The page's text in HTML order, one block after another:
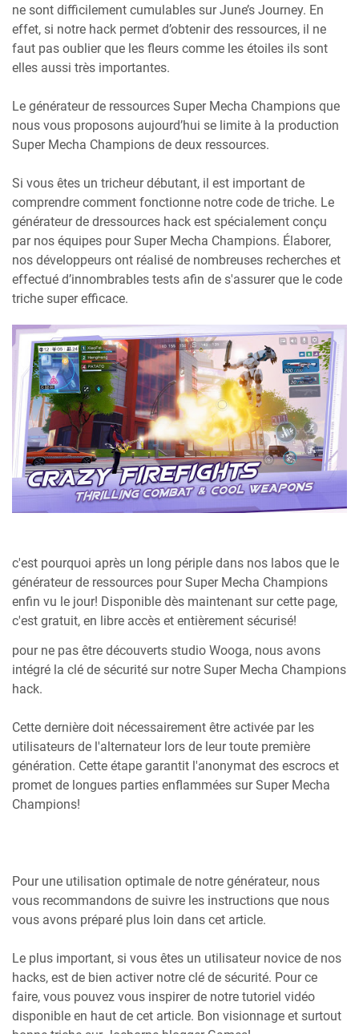
ne sont difficilement cumulables sur June’s Journey. En
effet, si notre hack permet d’obtenir des ressources, il ne
faut pas oublier que les fleurs comme les étoiles ils sont
elles aussi très importantes.
Le générateur de ressources Super Mecha Champions que
nous vous proposons aujourd’hui se limite à la production
Super Mecha Champions de deux ressources.
Si vous êtes un tricheur débutant, il est important de
comprendre comment fonctionne notre code de triche. Le
générateur de dressources hack est spécialement conçu
par nos équipes pour Super Mecha Champions. Élaborer,
nos développeurs ont réalisé de nombreuses recherches et
effectué d’innombrables tests afin de s'assurer que le code
triche super efficace.
c'est pourquoi après un long périple dans nos labos que le
générateur de ressources pour Super Mecha Champions
enfin vu le jour! Disponible dès maintenant sur cette page,
c'est gratuit, en libre accès et entièrement sécurisé!
pour ne pas être découverts studio Wooga, nous avons
intégré la clé de sécurité sur notre Super Mecha Champions
hack.
Cette dernière doit nécessairement être activée par les
utilisateurs de l'alternateur lors de leur toute première
génération. Cette étape garantit l'anonymat des escrocs et
promet de longues parties enflammées sur Super Mecha
Champions!
Pour une utilisation optimale de notre générateur, nous
vous recommandons de suivre les instructions que nous
vous avons préparé plus loin dans cet article.
Le plus important, si vous êtes un utilisateur novice de nos
hacks, est de bien activer notre clé de sécurité. Pour ce
faire, vous pouvez vous inspirer de notre tutoriel vidéo
disponible en haut de cet article. Bon visionnage et surtout